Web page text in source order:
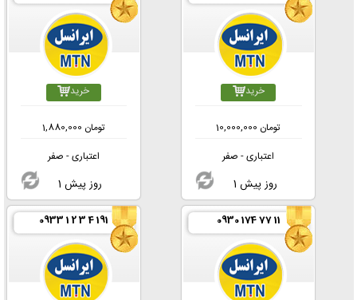
خرید
10,000,000 تومان
اعتباری - صفر
1 روز پیش
خرید
1,880,000 تومان
اعتباری - صفر
1 روز پیش
0930 174 77 11
0933 1 2 3 4 191